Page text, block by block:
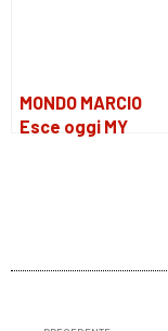
MONDO MARCIO
Esce oggi MY